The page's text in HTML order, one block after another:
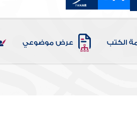
الكتب عرض موضوعي